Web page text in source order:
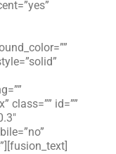
class=”” id=””